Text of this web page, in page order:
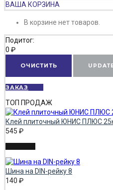
ВАША КОРЗИНА
В корзине нет товаров.
Подитог:
0 ₽
ОЧИСТИТЬ
ЗАКАЗ
ТОП ПРОДАЖ
Клей плиточный ЮНИС ПЛЮС
545 ₽
Шина на DIN-рейку 8
140 ₽